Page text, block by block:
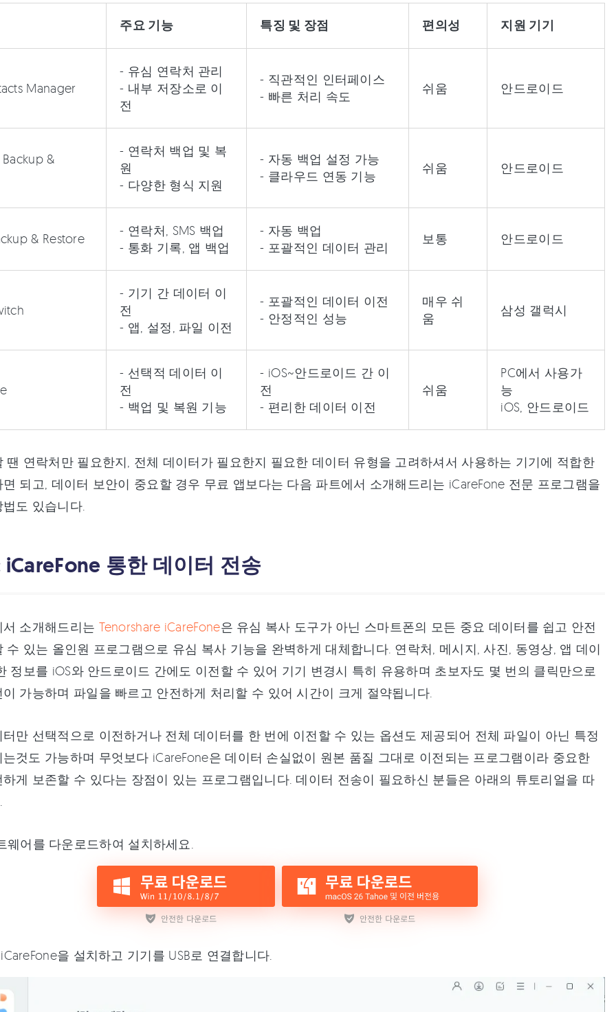
주요 기능 특징 및 장점 편의성 지원 기기
Manager
- 유심 연락처 관리
- 내부 저장소로 이
전
- 직관적인 인터페이스
- 빠른 처리 속도
쉬움 안드로이드
&
- 연락처 백업 및 복
원
- 다양한 형식 지원
- 자동 백업 설정 가능
- 클라우드 연동 기능
쉬움 안드로이드
& Restore
- 연락처, SMS 백업
- 통화 기록, 앱 백업
- 자동 백업
- 포괄적인 데이터 관리
보통 안드로이드
- 기기 간 데이터 이
전
- 앱, 설정, 파일 이전
- 포괄적인 데이터 이전
- 안정적인 성능
매우 쉬
움
삼성 갤럭시
- 선택적 데이터 이
전
- 백업 및 복원 기능
- iOS~안드로이드 간 이
전
- 편리한 데이터 이전
쉬움
PC에서 사용가
능
iOS, 안드로이드
땐 연락처만 필요한지, 전체 데이터가 필요한지 필요한 데이터 유형을 고려하셔서 사용하는 기기에 적합한
되고, 데이터 보안이 중요할 경우 무료 앱보다는 다음 파트에서 소개해드리는 iCareFone 전문 프로그램을
도 있습니다.
통한 데이터 전송
소개해드리는 Tenorshare iCareFone은 유심 복사 도구가 아닌 스마트폰의 모든 중요 데이터를 쉽고 안전
수 있는 올인원 프로그램으로 유심 복사 기능을 완벽하게 대체합니다. 연락처, 메시지, 사진, 동영상, 앱 데이
정보를 iOS와 안드로이드 간에도 이전할 수 있어 기기 변경시 특히 유용하며 초보자도 몇 번의 클릭만으로
가능하며 파일을 빠르고 안전하게 처리할 수 있어 시간이 크게 절약됩니다.
만 선택적으로 이전하거나 전체 데이터를 한 번에 이전할 수 있는 옵션도 제공되어 전체 파일이 아닌 특정
것도 가능하며 무엇보다 iCareFone은 데이터 손실없이 원본 품질 그대로 이전되는 프로그램이라 중요한
게 보존할 수 있다는 장점이 있는 프로그램입니다. 데이터 전송이 필요하신 분들은 아래의 튜토리얼을 따
웨어를 다운로드하여 설치하세요.
을 설치하고 기기를 USB로 연결합니다.